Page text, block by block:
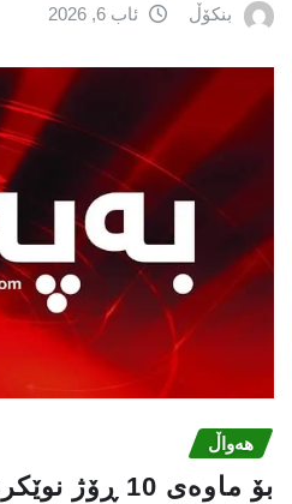
بنکۆڵ ئاب 6, 2026
هەواڵ
بۆ ماوەی 10